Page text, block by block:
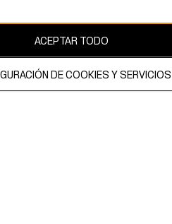
está protegido por copyright y es
ACEPTAR TODO
DE COOKIES Y SERVICIOS